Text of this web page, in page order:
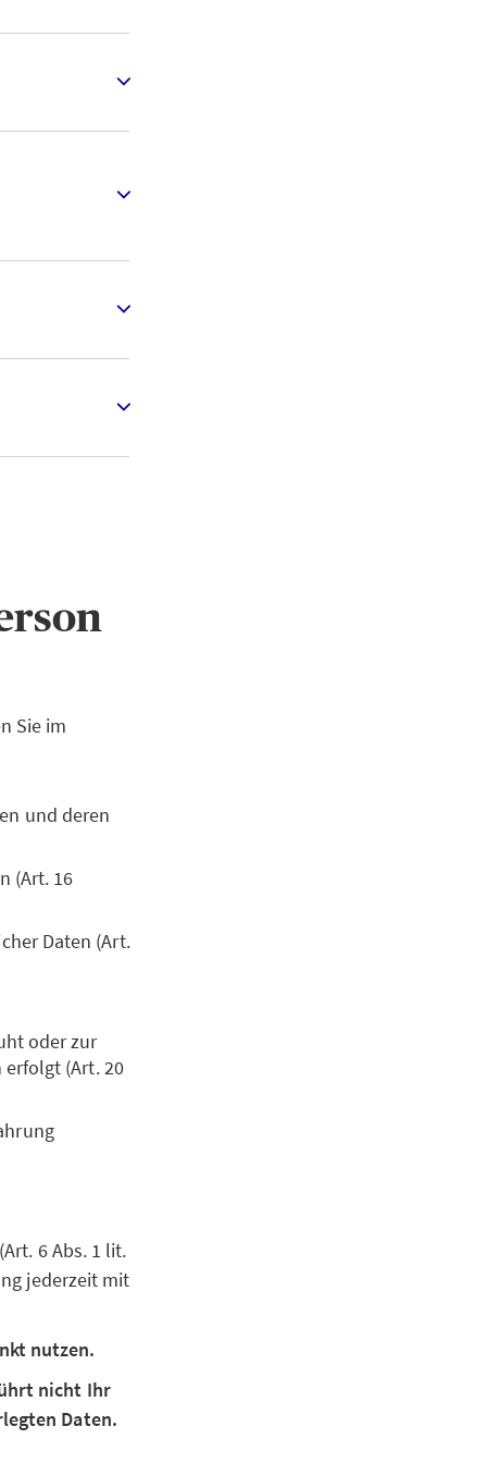
Sie im
und deren
(Art. 16
Daten (Art.
oder zur
(Art. 20
6 Abs. 1 lit.
jederzeit mit
nutzen.
nicht Ihr
Daten.